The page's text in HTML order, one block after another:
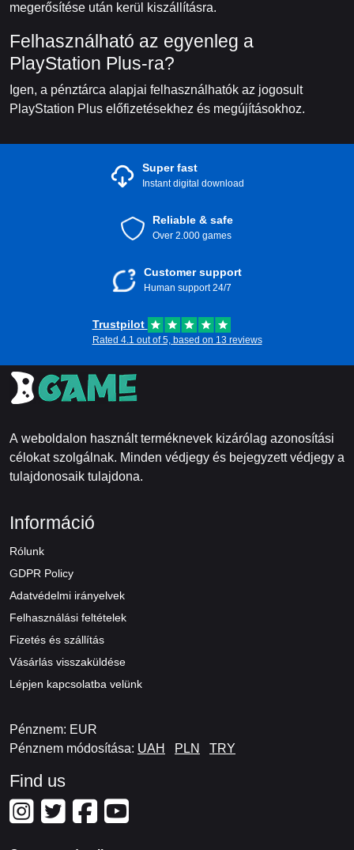
megerősítése után kerül kiszállításra.
Felhasználható az egyenleg a
PlayStation Plus-ra?
Igen, a pénztárca alapjai felhasználhatók az jogosult
PlayStation Plus előfizetésekhez és megújításokhoz.
Super fast
Instant digital download
Reliable & safe
Over 2.000 games
Customer support
Human support 24/7
Trustpilot
Rated 4.1 out of 5, based on 13 reviews
A weboldalon használt terméknevek kizárólag azonosítási
célokat szolgálnak. Minden védjegy és bejegyzett védjegy a
tulajdonosaik tulajdona.
Információ
Rólunk
GDPR Policy
Adatvédelmi irányelvek
Felhasználási feltételek
Fizetés és szállítás
Vásárlás visszaküldése
Lépjen kapcsolatba velünk
Pénznem: EUR
Pénznem módosítása: UAH PLN TRY
Find us